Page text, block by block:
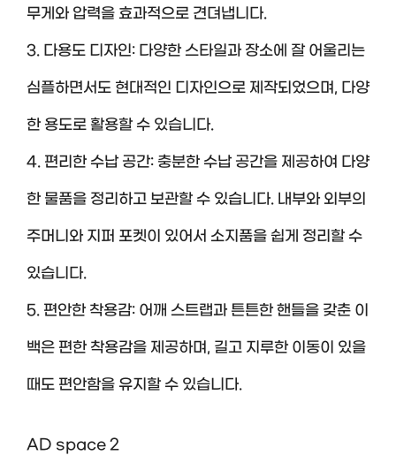
무게와 압력을 효과적으로 견뎌냅니다.
3. 다용도 디자인: 다양한 스타일과 장소에 잘 어울리는
심플하면서도 현대적인 디자인으로 제작되었으며, 다양
한 용도로 활용할 수 있습니다.
4. 편리한 수납 공간: 충분한 수납 공간을 제공하여 다양
한 물품을 정리하고 보관할 수 있습니다. 내부와 외부의
주머니와 지퍼 포켓이 있어서 소지품을 쉽게 정리할 수
있습니다.
5. 편안한 착용감: 어깨 스트랩과 튼튼한 핸들을 갖춘 이
백은 편한 착용감을 제공하며, 길고 지루한 이동이 있을
때도 편안함을 유지할 수 있습니다.
AD space 2